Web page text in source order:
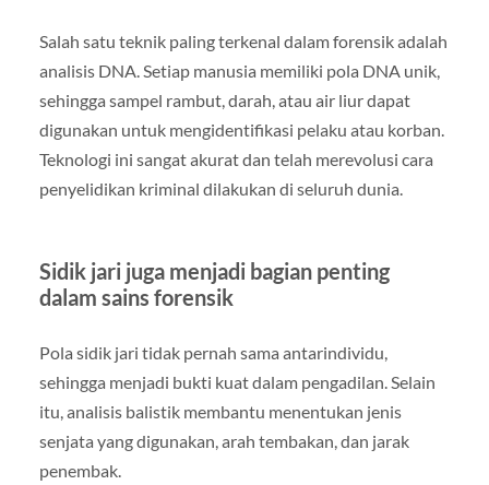
Salah satu teknik paling terkenal dalam forensik adalah
analisis DNA. Setiap manusia memiliki pola DNA unik,
sehingga sampel rambut, darah, atau air liur dapat
digunakan untuk mengidentifikasi pelaku atau korban.
Teknologi ini sangat akurat dan telah merevolusi cara
penyelidikan kriminal dilakukan di seluruh dunia.
Sidik jari juga menjadi bagian penting
dalam sains forensik
Pola sidik jari tidak pernah sama antarindividu,
sehingga menjadi bukti kuat dalam pengadilan. Selain
itu, analisis balistik membantu menentukan jenis
senjata yang digunakan, arah tembakan, dan jarak
penembak.